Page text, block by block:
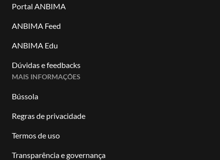
Portal ANBIMA
ANBIMA Feed
ANBIMA Edu
Dúvidas e feedbacks
MAIS INFORMAÇÕES
Bússola
Regras de privacidade
Termos de uso
Transparência e governança